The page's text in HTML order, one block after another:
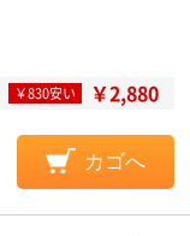
￥830安い ￥2,880
カゴへ